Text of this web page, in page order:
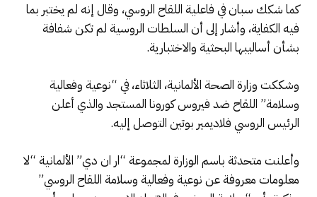
كما شكك سبان في فاعلية اللقاح الروسي، وقال إنه لم يختبر بما
فيه الكفاية، وأشار إلى أن السلطات الروسية لم تكن شفافة
بشأن أساليبها البحثية والاختبارية.
وشككت وزارة الصحة الألمانية، الثلاثاء، في “نوعية وفعالية
وسلامة” اللقاح ضد فيروس كورونا المستجد والذي أعلن
الرئيس الروسي فلاديمير بوتين التوصل إليه.
وأعلنت متحدثة باسم الوزارة لمجموعة “ار ان دي” الألمانية “لا
معلومات معروفة عن نوعية وفعالية وسلامة اللقاح الروسي”